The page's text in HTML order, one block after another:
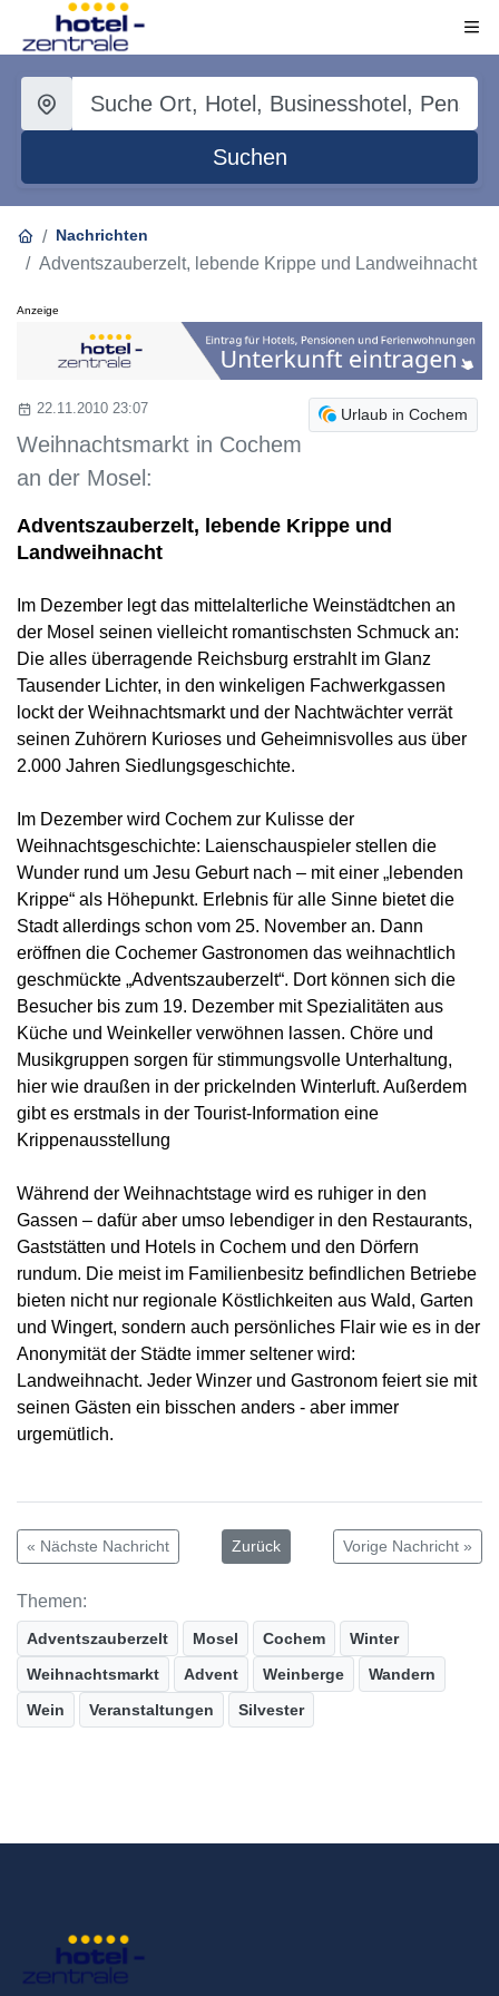
Suchen
Nachrichten
Adventszauberzelt, lebende Krippe und Landweihnacht
Anzeige
Urlaub in Cochem
22.11.2010 23:07
Weihnachtsmarkt in Cochem
an der Mosel:
Adventszauberzelt, lebende Krippe und
Landweihnacht
Im Dezember legt das mittelalterliche Weinstädtchen an
der Mosel seinen vielleicht romantischsten Schmuck an:
Die alles überragende Reichsburg erstrahlt im Glanz
Tausender Lichter, in den winkeligen Fachwerkgassen
lockt der Weihnachtsmarkt und der Nachtwächter verrät
seinen Zuhörern Kurioses und Geheimnisvolles aus über
2.000 Jahren Siedlungsgeschichte.
Im Dezember wird Cochem zur Kulisse der
Weihnachtsgeschichte: Laienschauspieler stellen die
Wunder rund um Jesu Geburt nach – mit einer „lebenden
Krippe“ als Höhepunkt. Erlebnis für alle Sinne bietet die
Stadt allerdings schon vom 25. November an. Dann
eröffnen die Cochemer Gastronomen das weihnachtlich
geschmückte „Adventszauberzelt“. Dort können sich die
Besucher bis zum 19. Dezember mit Spezialitäten aus
Küche und Weinkeller verwöhnen lassen. Chöre und
Musikgruppen sorgen für stimmungsvolle Unterhaltung,
hier wie draußen in der prickelnden Winterluft. Außerdem
gibt es erstmals in der Tourist-Information eine
Krippenausstellung
Während der Weihnachtstage wird es ruhiger in den
Gassen – dafür aber umso lebendiger in den Restaurants,
Gaststätten und Hotels in Cochem und den Dörfern
rundum. Die meist im Familienbesitz befindlichen Betriebe
bieten nicht nur regionale Köstlichkeiten aus Wald, Garten
und Wingert, sondern auch persönliches Flair wie es in der
Anonymität der Städte immer seltener wird:
Landweihnacht. Jeder Winzer und Gastronom feiert sie mit
seinen Gästen ein bisschen anders - aber immer
urgemütlich.
« Nächste Nachricht Zurück Vorige Nachricht »
Themen:
Adventszauberzelt Mosel Cochem
Winter
Weihnachtsmarkt
Advent Weinberge
Wandern
Wein
Veranstaltungen Silvester